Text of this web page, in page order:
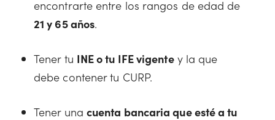
encontrarte entre los rangos de edad de
21 y 65 años.
Tener tu INE o tu IFE vigentey la que
debe contener tu CURP.
Tener una cuenta bancaria que esté a tu